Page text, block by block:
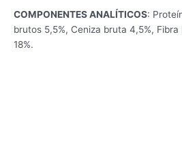
COMPONENTES ANALÍTICOS:
brutos 5,5%, Ceniza bruta 4,5%, Fibra
18%.